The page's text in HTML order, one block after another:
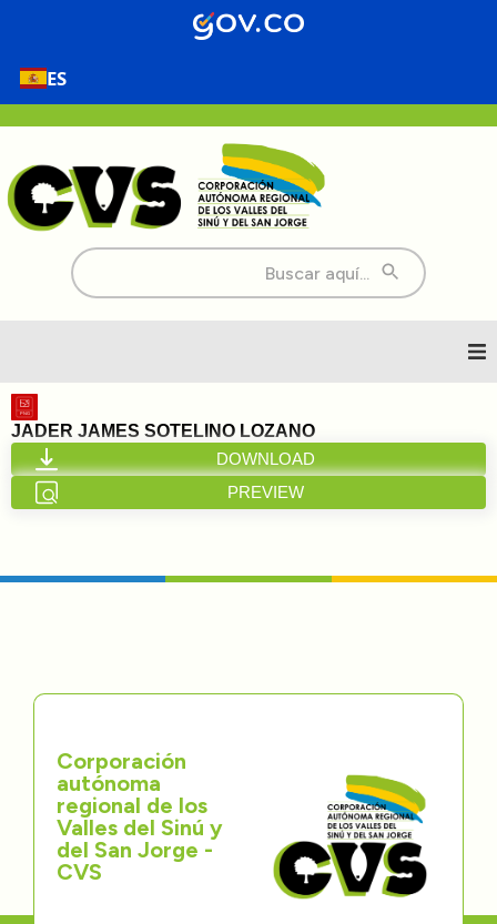
ES
Buscar:
Inicio
Nosotros
Transparencia
Participa
Trámites y Servicios
Contáctenos
JADER JAMES SOTELINO LOZANO
DOWNLOAD
PREVIEW
Corporación
autónoma
regional de los
Valles del Sinú y
del San Jorge -
CVS